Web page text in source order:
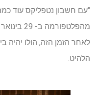
"עם חשבון נטפליקס עוד
לאחר הזמן הזה, הולו
הלהיט.